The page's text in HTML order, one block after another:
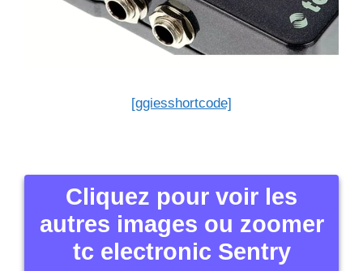
[ggiesshortcode]
Cliquez pour voir les
autres images ou zoomer
tc electronic Sentry